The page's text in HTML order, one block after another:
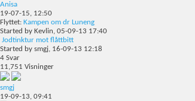
Anisa
19-07-15, 12:50
Flyttet: Kampen om dr Luneng
Started by Kevlin, 05-09-13 17:40
Jodtinktur mot flåttbitt
Started by smgj, 16-09-13 12:18
4 Svar
11,751 Visninger
smgj
19-09-13, 09:41